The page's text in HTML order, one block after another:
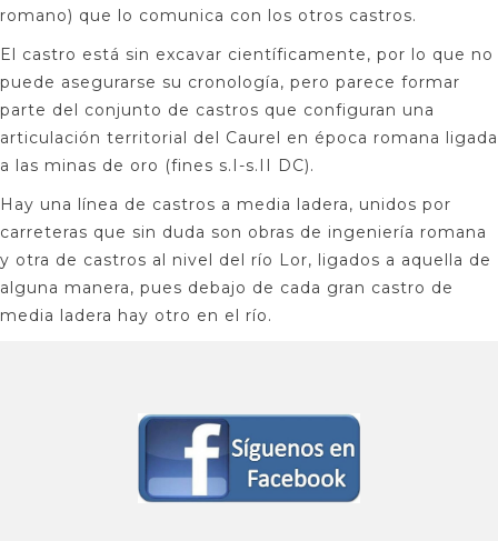
romano) que lo comunica con los otros castros.
El castro está sin excavar científicamente, por lo que no
puede asegurarse su cronología, pero parece formar
parte del conjunto de castros que configuran una
articulación territorial del Caurel en época romana ligada
a las minas de oro (fines s.I-s.II DC).
Hay una línea de castros a media ladera, unidos por
carreteras que sin duda son obras de ingeniería romana
y otra de castros al nivel del río Lor, ligados a aquella de
alguna manera, pues debajo de cada gran castro de
media ladera hay otro en el río.